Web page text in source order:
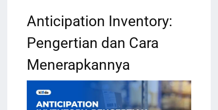
Anticipation Inventory:
Pengertian dan Cara
Menerapkannya